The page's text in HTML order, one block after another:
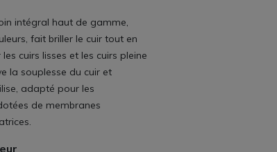
intégral haut de gamme,
fait briller le cuir tout en
cuirs lisses et les cuirs pleine
la souplesse du cuir et
adapté pour les
de membranes